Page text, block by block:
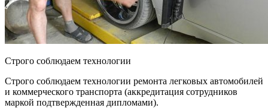
Строго соблюдаем технологии
Строго соблюдаем технологии ремонта легковых автомобилей
и коммерческого транспорта (аккредитация сотрудников
маркой подтвержденная дипломами).